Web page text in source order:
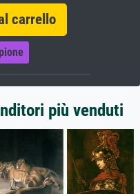
carrello
più venduti